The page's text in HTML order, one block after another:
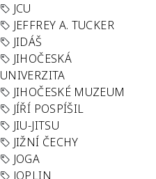
JCU
JEFFREY A. TUCKER
JIDÁŠ
JIHOČESKÁ
UNIVERZITA
JIHOČESKÉ MUZEUM
JÍŘÍ POSPÍŠIL
JIU-JITSU
JIŽNÍ ČECHY
JOGA
JOPLIN